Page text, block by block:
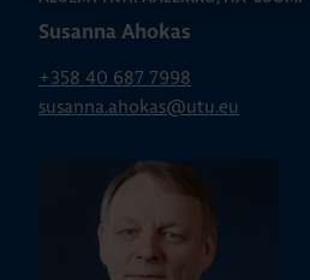
Susanna Ahokas
+358 40 687 7998
susanna.ahokas@utu.eu